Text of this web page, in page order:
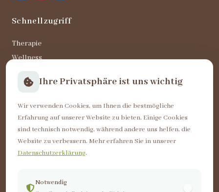
Schnellzugriff
Therapie
Wellness
KGG
Unser Team
Karriere
Öffnungszeiten
Freitag
Ihre Privatsphäre ist uns wichtig
Wir verwenden Cookies, um Ihnen die bestmögliche
Erfahrung auf unserer Website zu bieten. Einige Cookies
sind technisch notwendig, während andere uns helfen, die
Website zu verbessern. Mehr erfahren Sie in unserer
Datenschutzerklärung.
Notwendig